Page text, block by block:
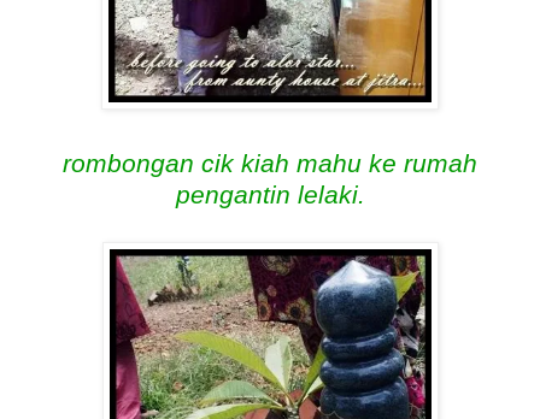
rombongan cik kiah mahu ke rumah
pengantin lelaki.